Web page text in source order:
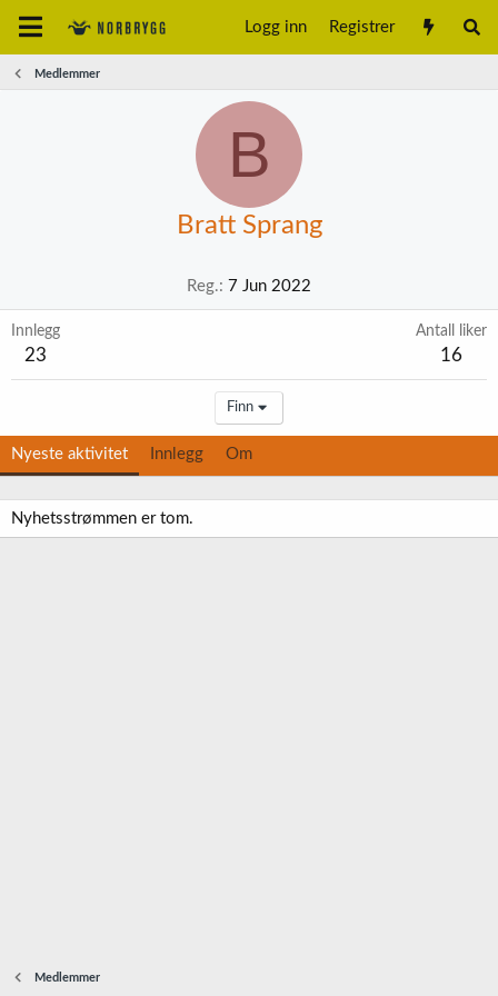
Logg inn Registrer
Medlemmer
B
Bratt Sprang
Reg. 7 Jun 2022
Innlegg
23
Antall liker
16
Finn
Nyeste aktivitet Innlegg Om
Nyhetsstrømmen er tom.
Medlemmer